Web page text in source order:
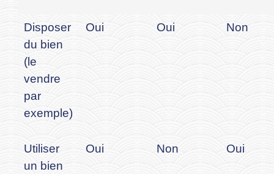
Disposer
du bien
(le
vendre
par
exemple)
Oui Oui Non
Utiliser
un bien
Oui Non Oui